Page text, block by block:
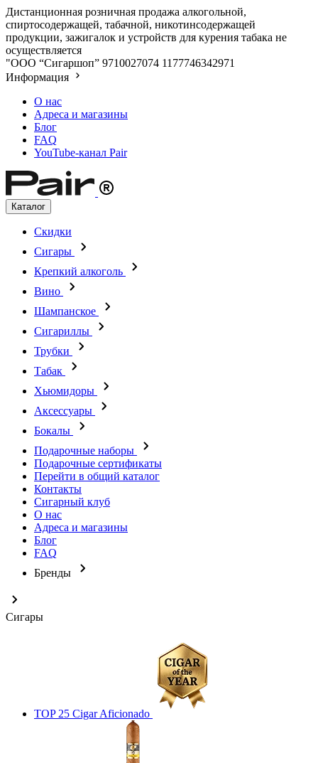
Дистанционная розничная продажа алкогольной,
спиртосодержащей, табачной, никотинсодержащей
продукции, зажигалок и устройств для курения табака не
осуществляется
"ООО “Сигаршоп” 9710027074 1177746342971
Информация
О нас
Адреса и магазины
Блог
FAQ
YouTube-канал Pair
Каталог
Скидки
Сигары
Крепкий алкоголь
Вино
Шампанское
Сигариллы
Трубки
Табак
Хьюмидоры
Аксессуары
Бокалы
Подарочные наборы
Подарочные сертификаты
Перейти в общий каталог
Контакты
Сигарный клуб
О нас
Адреса и магазины
Блог
FAQ
Бренды
Сигары
TOP 25 Cigar Aficionado